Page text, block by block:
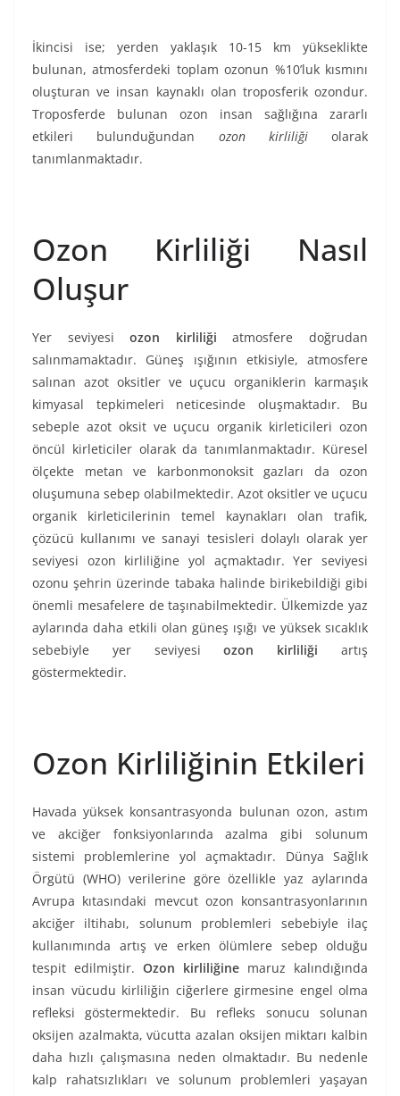
İkincisi ise; yerden yaklaşık 10-15 km yükseklikte
bulunan, atmosferdeki toplam ozonun %10’luk kısmını
oluşturan ve insan kaynaklı olan troposferik ozondur.
Troposferde bulunan ozon insan sağlığına zararlı
etkileri bulunduğundan ozon kirliliğiolarak
tanımlanmaktadır.
Ozon Kirliliği Nasıl
Oluşur
Yer seviyesiozon kirliliği atmosfere doğrudan
salınmamaktadır. Güneş ışığının etkisiyle, atmosfere
salınan azot oksitler ve uçucu organiklerin karmaşık
kimyasal tepkimeleri neticesinde oluşmaktadır. Bu
sebeple azot oksit ve uçucu organik kirleticileri ozon
öncül kirleticiler olarak da tanımlanmaktadır. Küresel
ölçekte metan ve karbonmonoksit gazları da ozon
oluşumuna sebep olabilmektedir. Azot oksitler ve uçucu
organik kirleticilerinin temel kaynakları olan trafik,
çözücü kullanımı ve sanayi tesisleri dolaylı olarak yer
seviyesi ozon kirliliğine yol açmaktadır. Yer seviyesi
ozonu şehrin üzerinde tabaka halinde birikebildiği gibi
önemli mesafelere de taşınabilmektedir. Ülkemizde yaz
aylarında daha etkili olan güneş ışığı ve yüksek sıcaklık
sebebiyle yer seviyesiozon kirliliği artış
göstermektedir.
Ozon Kirliliğinin Etkileri
Havada yüksek konsantrasyonda bulunan ozon, astım
ve akciğer fonksiyonlarında azalma gibi solunum
sistemi problemlerine yol açmaktadır. Dünya Sağlık
Örgütü (WHO) verilerine göre özellikle yaz aylarında
Avrupa kıtasındaki mevcut ozon konsantrasyonlarının
akciğer iltihabı, solunum problemleri sebebiyle ilaç
kullanımında artış ve erken ölümlere sebep olduğu
tespit edilmiştir. Ozon kirliliğine maruz kalındığında
insan vücudu kirliliğin ciğerlere girmesine engel olma
refleksi göstermektedir. Bu refleks sonucu solunan
oksijen azalmakta, vücutta azalan oksijen miktarı kalbin
daha hızlı çalışmasına neden olmaktadır. Bu nedenle
kalp rahatsızlıkları ve solunum problemleri yaşayan